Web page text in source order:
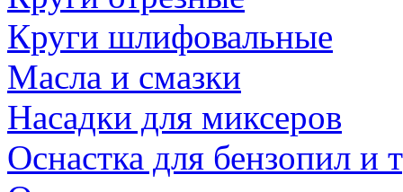
Круги шлифовальные
Масла и смазки
Насадки для миксеров
Оснастка для бензопил и